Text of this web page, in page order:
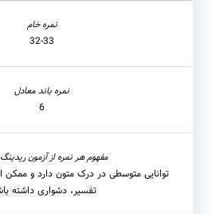
32-33
6
توانایی متوسطی در درک متون دارد و
تفسیر، دشواری داشته